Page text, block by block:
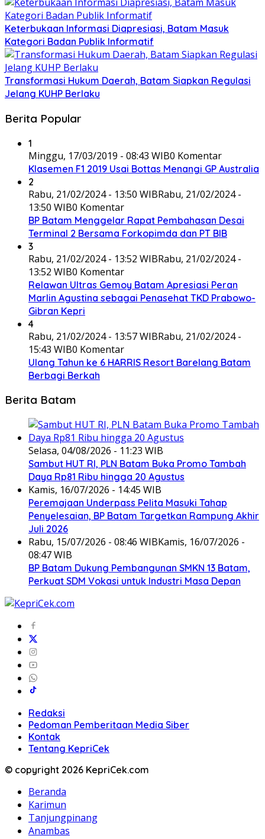
Keterbukaan Informasi Diapresiasi, Batam Masuk
Kategori Badan Publik Informatif
Transformasi Hukum Daerah, Batam Siapkan Regulasi
Jelang KUHP Berlaku
Berita Popular
1
Minggu, 17/03/2019 - 08:43 WIB0 Komentar
Klasemen F1 2019 Usai Bottas Menangi GP Australia
2
Rabu, 21/02/2024 - 13:50 WIBRabu, 21/02/2024 -
13:50 WIB0 Komentar
BP Batam Menggelar Rapat Pembahasan Desai
Terminal 2 Bersama Forkopimda dan PT BIB
3
Rabu, 21/02/2024 - 13:52 WIBRabu, 21/02/2024 -
13:52 WIB0 Komentar
Relawan Ultras Gemoy Batam Apresiasi Peran
Marlin Agustina sebagai Penasehat TKD Prabowo-
Gibran Kepri
4
Rabu, 21/02/2024 - 13:57 WIBRabu, 21/02/2024 -
15:43 WIB0 Komentar
Ulang Tahun ke 6 HARRIS Resort Barelang Batam
Berbagi Berkah
Berita Batam
Selasa, 04/08/2026 - 11:23 WIB
Sambut HUT RI, PLN Batam Buka Promo Tambah
Daya Rp81 Ribu hingga 20 Agustus
Kamis, 16/07/2026 - 14:45 WIB
Peremajaan Underpass Pelita Masuki Tahap
Penyelesaian, BP Batam Targetkan Rampung Akhir
Juli 2026
Rabu, 15/07/2026 - 08:46 WIBKamis, 16/07/2026 -
08:47 WIB
BP Batam Dukung Pembangunan SMKN 13 Batam,
Perkuat SDM Vokasi untuk Industri Masa Depan
Redaksi
Pedoman Pemberitaan Media Siber
Kontak
Tentang KepriCek
© copyright 2026 KepriCek.com
Beranda
Karimun
Tanjungpinang
Anambas